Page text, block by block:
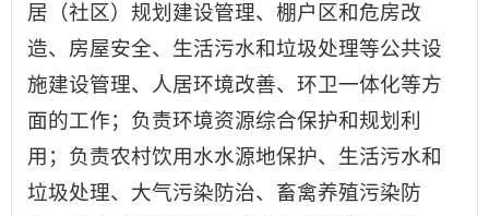
居（社区）规划建设管理、棚户区和危房改
造、房屋安全、生活污水和垃圾处理等公共设
施建设管理、人居环境改善、环卫一体化等方
面的工作；负责环境资源综合保护和规划利
用；负责农村饮用水水源地保护、生活污水和
垃圾处理、大气污染防治、畜禽养殖污染防